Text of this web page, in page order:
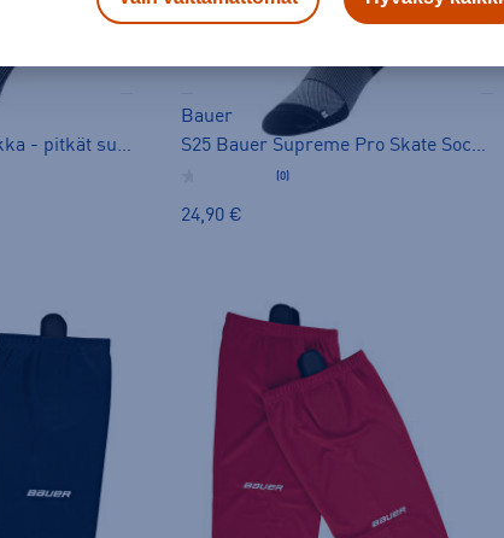
Vapor pitkä luistinsukka - pitkät sukat
Bauer
S25 Bauer Supreme Pro Skate Sock - pitkät sukat
(0)
24,90 €